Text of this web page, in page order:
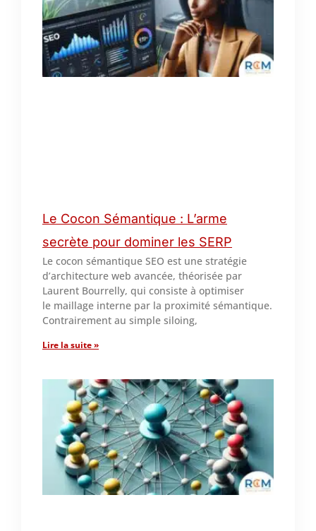
Le Cocon Sémantique : L’arme
secrète pour dominer les SERP
Le cocon sémantique SEO est une stratégie
d’architecture web avancée, théorisée par
Laurent Bourrelly, qui consiste à optimiser
le maillage interne par la proximité sémantique.
Contrairement au simple siloing,
Lire la suite »